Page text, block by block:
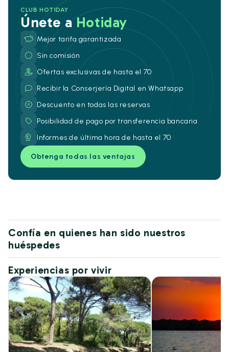
CLUB HOTIDAY
Únete aHotiday
Mejor tarifa garantizada
Sin comisión
Ofertas exclusivas de hasta el 70
Recibir la Conserjería Digital en Whatsapp
Descuento en todas las reservas
Posibilidad de pago por transferencia bancaria
Informes de última hora de hasta el 70
Obtenga todas las ventajas
Confía en quienes han sido nuestros
huéspedes
Experiencias por vivir